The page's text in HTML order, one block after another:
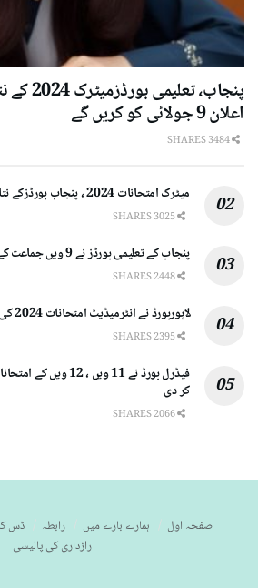
پنجاب،
اعلان 9 جولائی کو کریں گے
میٹرک امتحانات 2024 ، پنجاب بورڈزکے نتائج کا اعلان، رزلٹ گزٹ
پنجاب کے تعلیمی بورڈز نے 9 ویں جماعت کے نتائج کا اعلان کردیا
لاہوربورڈ نے انٹرمیڈیٹ امتحانات 2024 کی رول نمبر سلپس جاری کر دیں
کر دی
صفحہ اول ہمارے بارے میں رابطہ ڈس
رازداری کی پالیسی